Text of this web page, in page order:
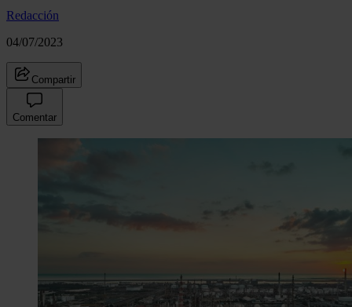
Redacción
04/07/2023
Compartir
Comentar